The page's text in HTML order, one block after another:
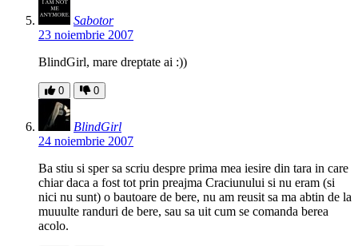
Sabotor
23 noiembrie 2007
BlindGirl, mare dreptate ai :))
0 0
BlindGirl
24 noiembrie 2007
Ba stiu si sper sa scriu despre prima mea iesire din tara in care
chiar daca a fost tot prin preajma Craciunului si nu eram (si
nici nu sunt) o bautoare de bere, nu am reusit sa ma abtin de la
muuulte randuri de bere, sau sa uit cum se comanda berea
acolo.